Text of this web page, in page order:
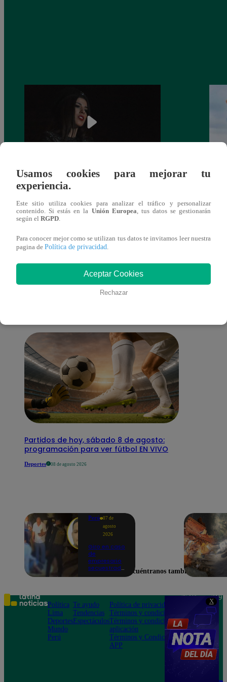
X
¿Yahaira Plasencia y Maritza Rodríguez
más unidas que nunca?
También te puede
interesar
Partidos de hoy, sábado 8 de agosto:
programación para ver fútbol EN VIVO
Deportes 08 de agosto 2026
Perú 07 de
agosto
2026
Giro en caso
de
empresario
secuestrado
cuentas
Usamos cookies para mejorar tu
experiencia.
Este sitio utiliza cookies para analizar el tráfico y personalizar
contenido. Si estás en la Unión Europea , tus datos se gestionarán
según el RGPD
Para conocer mejor como se utilizan tus datos te invitamos leer nuestra
pagina de Política de privacidad
Aceptar Cookies
Rechazar
Encuéntranos también en
Política
Lima
Deportes
Mundo
Perú
Te ayudo
Tendencias
Espectáculos
Política de privacidad
Términos y condiciones
Términos y condiciones
aplicación
Términos y Condiciones
APP
Teléfono: 219
Av. San
Felipe 968
Jesús María